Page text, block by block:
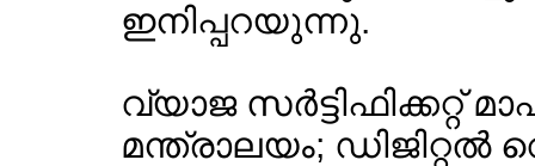
ഇനിപ്പറയുന്നു.
വ്യാജ സര്‍ട്ടിഫിക്കറ്റ്
മന്ത്രാലയം;